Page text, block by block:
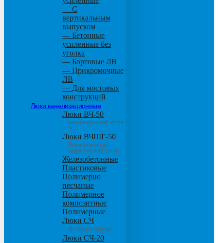
— С
вертикальным
выпуском
— Бетонные
усиленные без
уголка
— Бортовые ЛВ
— Прикромочные
ЛВ
— Для мостовых
конструкций
Люки канализационные
Люки ВЧ-50
Высокопрочный чугун
50
Люки ВЧШГ-50
Высокопрочный
сверхтяжелый чугун
Железобетонные
Пластиковые
Полимерно
песчаные
Полимерное
композитные
Полимерные
Люки СЧ
Из серого чугуна
Люки СЧ-20